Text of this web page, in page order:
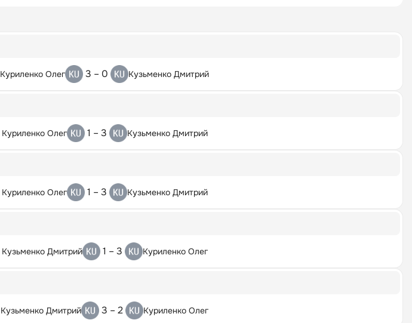
Куриленко Олег 3 – 0 Кузьменко Дмитрий
Куриленко Олег 1 – 3 Кузьменко Дмитрий
Куриленко Олег 1 – 3 Кузьменко Дмитрий
Кузьменко Дмитрий 1 – 3 Куриленко Олег
Кузьменко Дмитрий 3 – 2 Куриленко Олег